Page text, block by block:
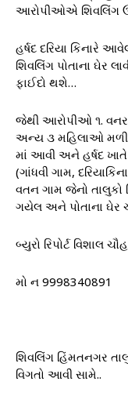
આરોપીઓએ શિવલિંગ
હર્ષદ દરિયા કિનારે
શિવલિંગ પોતાના ઘેર
ફાઈદો થશે…
જેથી આરોપીઓ ૧.
અન્ય ૩ મહિલાઓ
માં આવી અને હર્ષદ
(ગાંધવી ગામ,
વતન ગામ જેનો તાલુકો
ગયેલ અને પોતાના ઘેર
બ્યુરો રિપોર્ટ વિશાલ
મો ન 9998340891
શિવલિંગ હિંમતનગર
વિગતો આવી સામે..